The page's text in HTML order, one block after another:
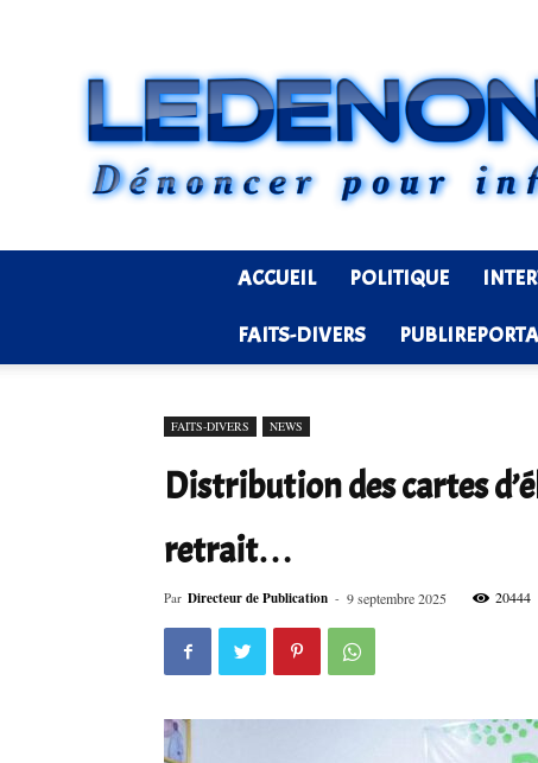
ACCUEIL POLITIQUE
FAITS-DIVERS
FAITS-DIVERS NEWS
Distribution des cartes
retrait…
Par Directeur de Publication - 9 septembre 2025 20444